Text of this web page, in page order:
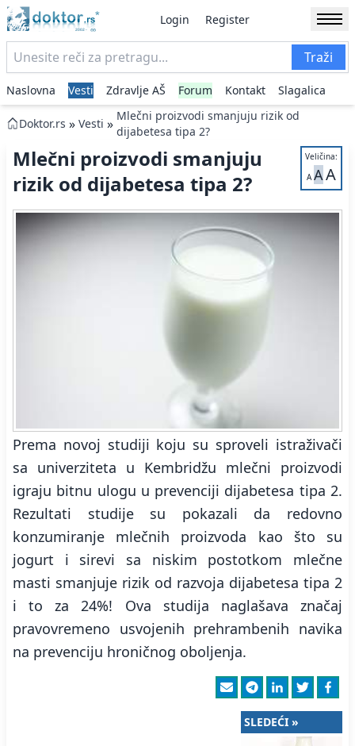
Login Register
Traži
Naslovna Vesti Zdravlje AŠ Forum Kontakt Slagalica
Doktor.rs » Vesti » Mlečni proizvodi smanjuju rizik od
dijabetesa tipa 2?
Veličina:
A AA
Mlečni proizvodi smanjuju
rizik od dijabetesa tipa 2?
Prema novoj studiji koju su sproveli istraživači
sa univerziteta u Kembridžu mlečni proizvodi
igraju bitnu ulogu u prevenciji dijabetesa tipa 2.
Rezultati studije su pokazali da redovno
konzumiranje mlečnih proizvoda kao što su
jogurt i sirevi sa niskim postotkom mlečne
masti smanjuje rizik od razvoja dijabetesa tipa 2
i to za 24%! Ova studija naglašava značaj
pravovremeno usvojenih prehrambenih navika
na prevenciju hroničnog oboljenja.
SLEDEĆI »